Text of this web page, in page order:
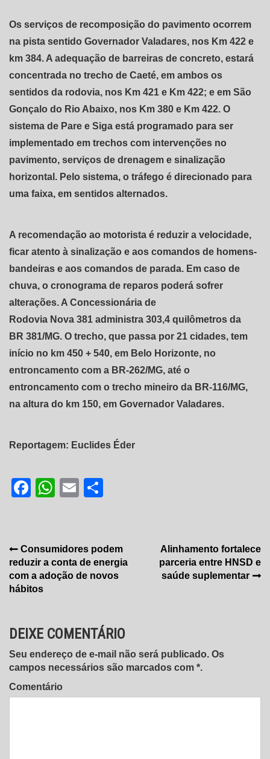
Os serviços de recomposição do pavimento ocorrem
na pista sentido Governador Valadares, nos Km 422 e
km 384. A adequação de barreiras de concreto, estará
concentrada no trecho de Caeté, em ambos os
sentidos da rodovia, nos Km 421 e Km 422; e em São
Gonçalo do Rio Abaixo, nos Km 380 e Km 422. O
sistema de Pare e Siga está programado para ser
implementado em trechos com intervenções no
pavimento, serviços de drenagem e sinalização
horizontal. Pelo sistema, o tráfego é direcionado para
uma faixa, em sentidos alternados.
A recomendação ao motorista é reduzir a velocidade,
ficar atento à sinalização e aos comandos de homens-
bandeiras e aos comandos de parada. Em caso de
chuva, o cronograma de reparos poderá sofrer
alterações. A Concessionária de
Rodovia Nova 381 administra 303,4 quilômetros da
BR 381/MG. O trecho, que passa por 21 cidades, tem
início no km 450 + 540, em Belo Horizonte, no
entroncamento com a BR-262/MG, até o
entroncamento com o trecho mineiro da BR-116/MG,
na altura do km 150, em Governador Valadares.
Reportagem: Euclides Éder
Facebook
WhatsApp
Email
Navegação
de
Post
Consumidores podem
reduzir a conta de energia
com a adoção de novos
hábitos
Alinhamento fortalece
parceria entre HNSD e
saúde suplementar
DEIXE COMENTÁRIO
Seu endereço de e-mail não será publicado. Os
campos necessários são marcados com *.
Comentário